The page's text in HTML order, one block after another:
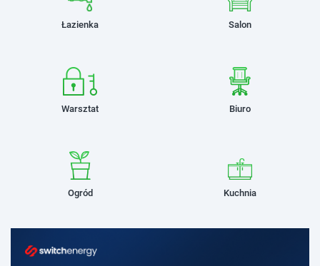
Łazienka Salon
Warsztat Biuro
Ogród Kuchnia